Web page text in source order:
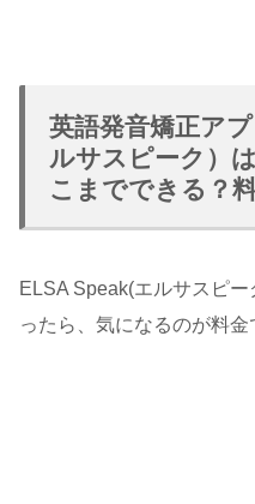
英語発音矯正ア
ルサスピーク）
こまでできる？
ELSA Speak(エルサスピ
ったら、気になるのが料金